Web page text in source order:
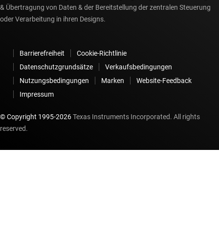
& Übertragung von Daten & der Bereitstellung der zentralen Steuerung
oder Verarbeitung in ihren Designs.
Barrierefreiheit
Cookie-Richtlinie
Datenschutzgrundsätze
Verkaufsbedingungen
Nutzungsbedingungen
Marken
Website-Feedback
Impressum
© Copyright 1995-2026Texas Instruments Incorporated. All rights
reserved.